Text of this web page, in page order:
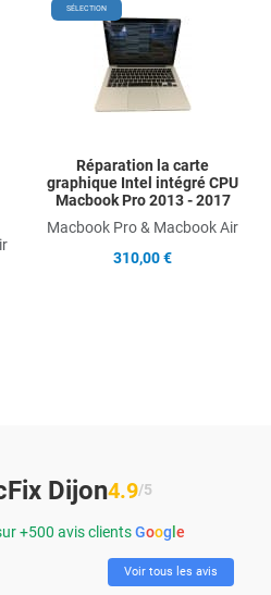
Add to Wishlist
Add to Compare
SÉLECTION
Réparation la carte
graphique Intel intégré CPU
Macbook Pro 2013 - 2017
Macbook Pro & Macbook Air
310,00 €
Dijon4.9/5
+500 avis clientsGoog e
Voir tous les avis